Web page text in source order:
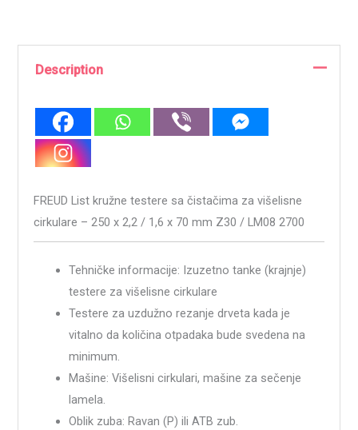
Description
FREUD List kružne testere sa čistačima za višelisne
cirkulare – 250 x 2,2 / 1,6 x 70 mm Z30 / LM08 2700
Tehničke informacije: Izuzetno tanke (krajnje)
testere za višelisne cirkulare
Testere za uzdužno rezanje drveta kada je
vitalno da količina otpadaka bude svedena na
minimum.
Mašine: Višelisni cirkulari, mašine za sečenje
lamela.
Oblik zuba: Ravan (P) ili ATB zub.